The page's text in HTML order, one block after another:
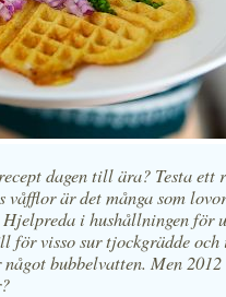
dagen till ära? Testa ett
våfflor är det många som
i hushållningen för
för visso sur tjockgrädde och
bubbelvatten. Men